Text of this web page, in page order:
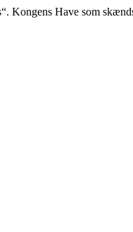
Kongens Have som